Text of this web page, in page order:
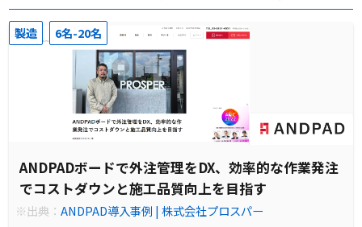
製造 6名-20名
ANDPADボードで外注管理をDX、効率的な作業発注
でコストダウンと施工品質向上を目指す
※出典：ANDPAD導入事例 | 株式会社プロスパー